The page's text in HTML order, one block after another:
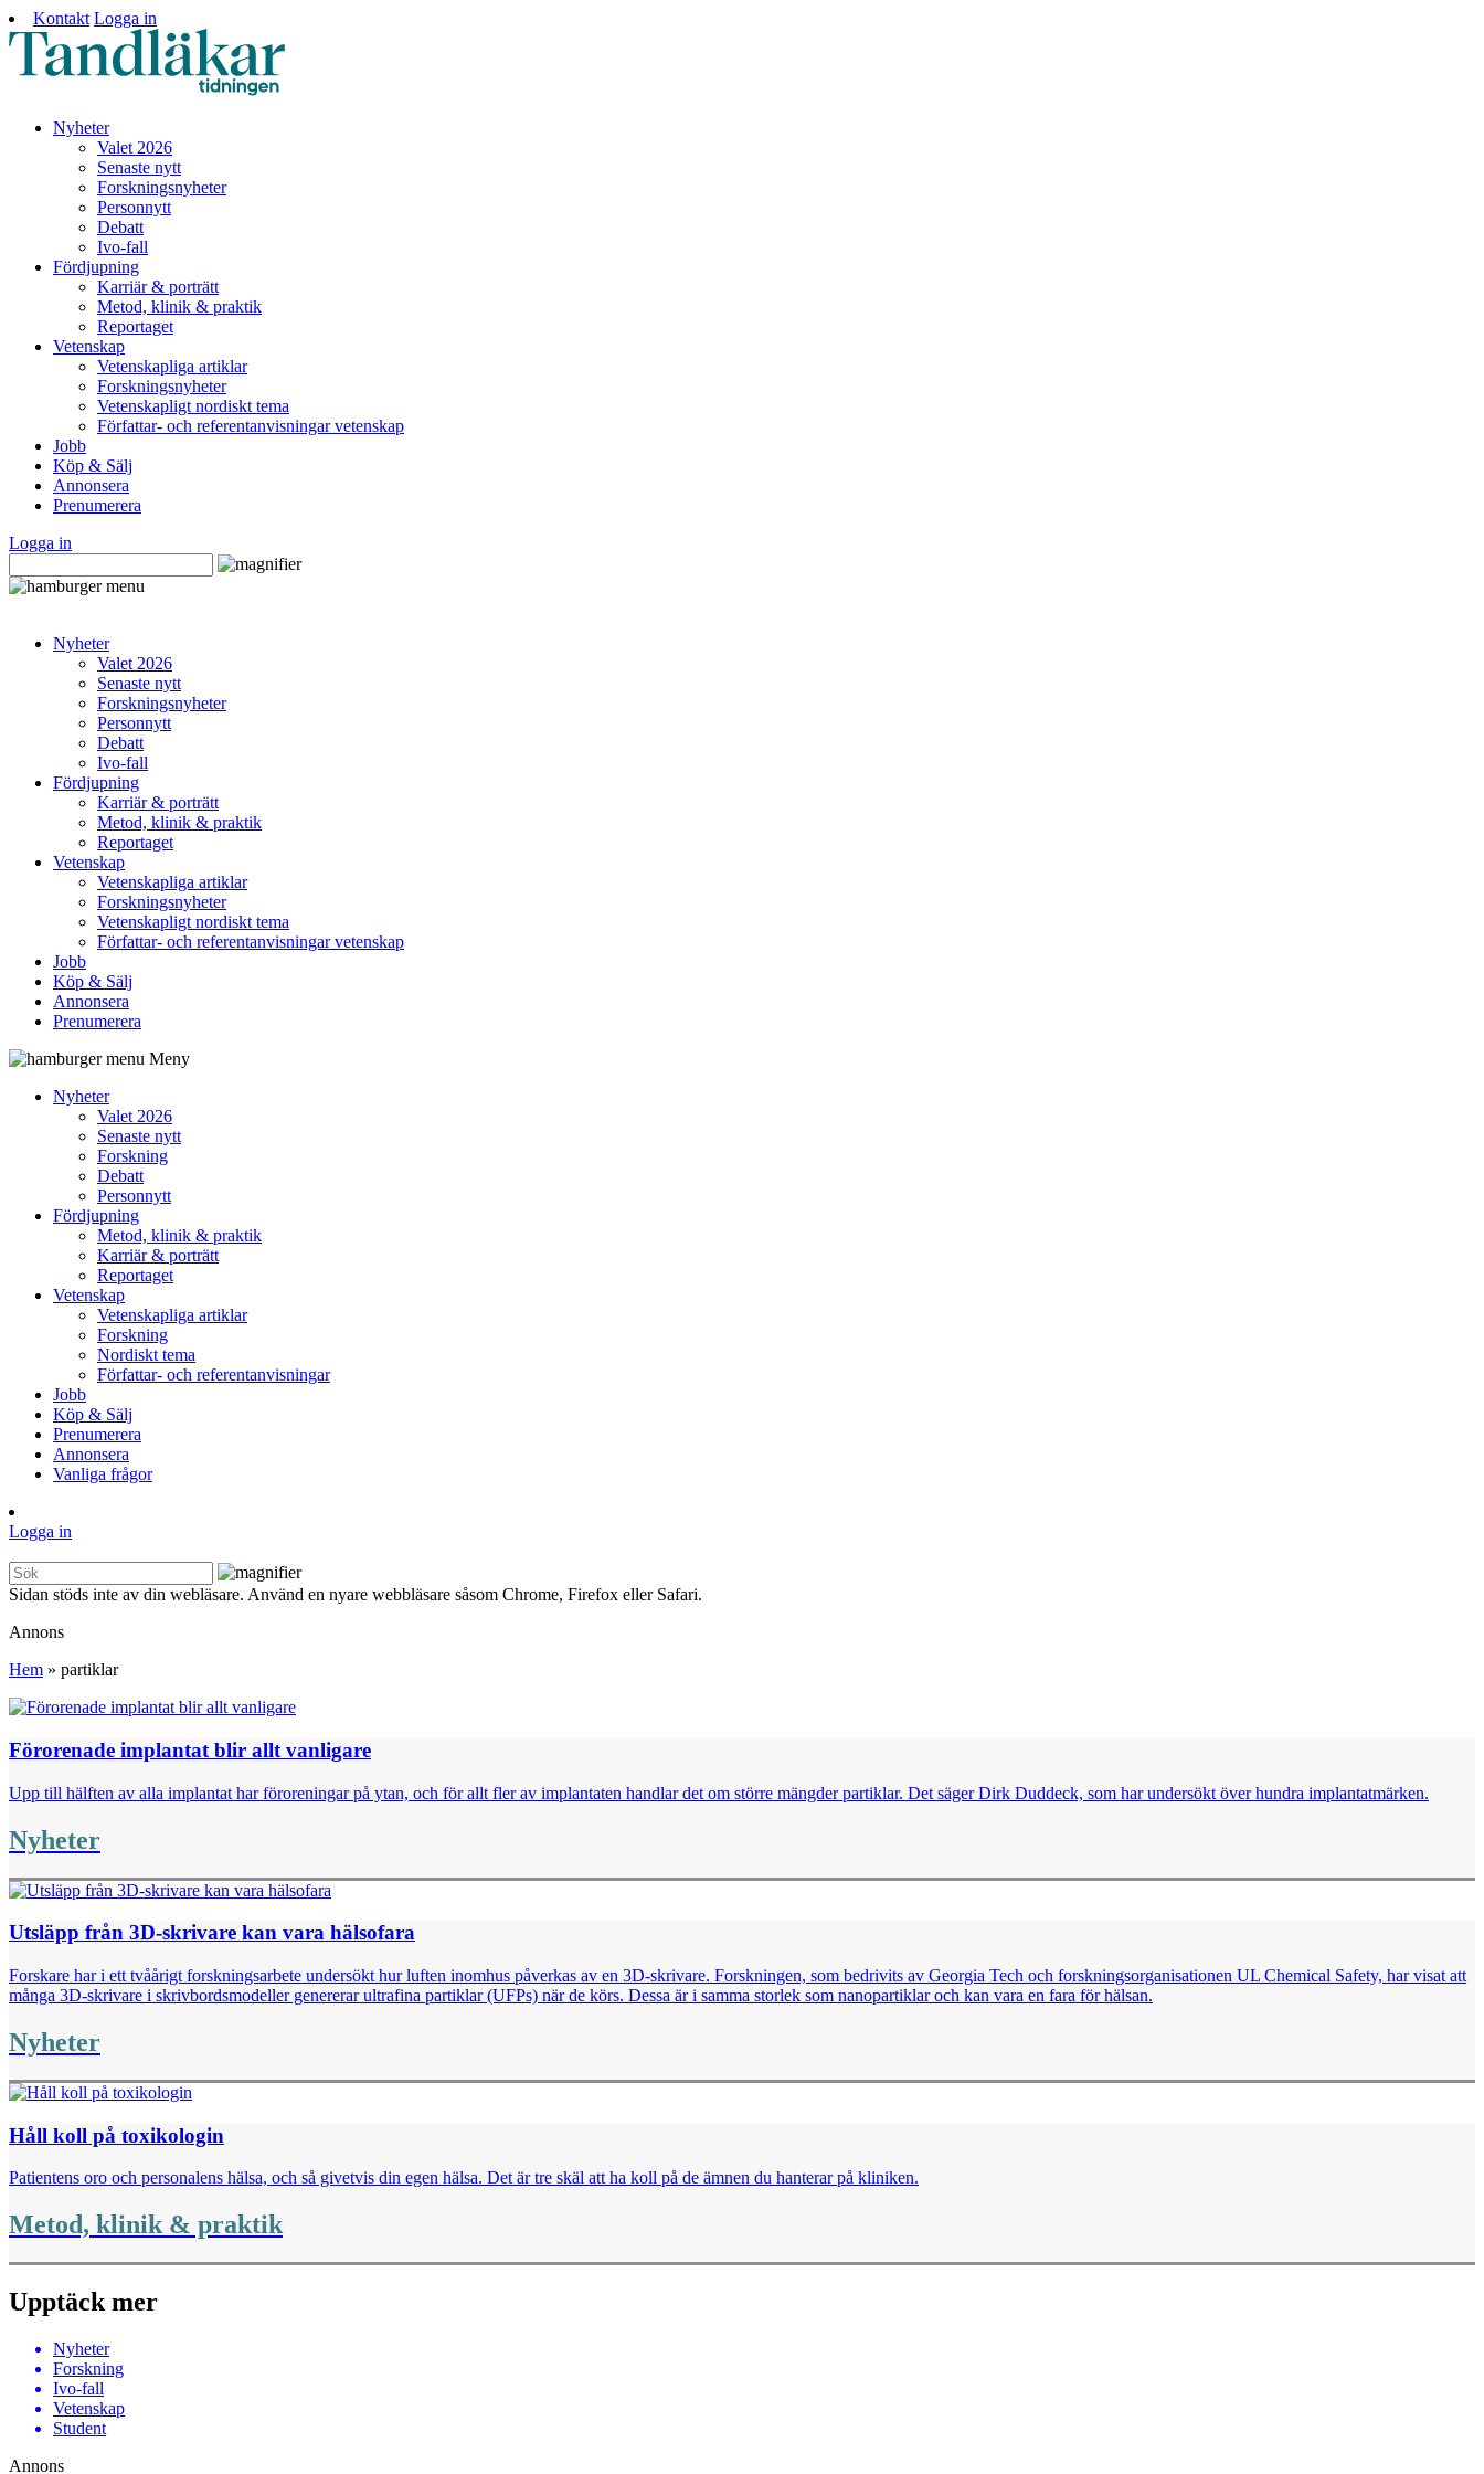
Kontakt Logga in
Nyheter
Valet 2026
Senaste nytt
Forskningsnyheter
Personnytt
Debatt
Ivo-fall
Fördjupning
Karriär & porträtt
Metod, klinik & praktik
Reportaget
Vetenskap
Vetenskapliga artiklar
Forskningsnyheter
Vetenskapligt nordiskt tema
Författar- och referentanvisningar vetenskap
Jobb
Köp & Sälj
Annonsera
Prenumerera
Logga in
Nyheter
Valet 2026
Senaste nytt
Forskningsnyheter
Personnytt
Debatt
Ivo-fall
Fördjupning
Karriär & porträtt
Metod, klinik & praktik
Reportaget
Vetenskap
Vetenskapliga artiklar
Forskningsnyheter
Vetenskapligt nordiskt tema
Författar- och referentanvisningar vetenskap
Jobb
Köp & Sälj
Annonsera
Prenumerera
Meny
Nyheter
Valet 2026
Senaste nytt
Forskning
Debatt
Personnytt
Fördjupning
Metod, klinik & praktik
Karriär & porträtt
Reportaget
Vetenskap
Vetenskapliga artiklar
Forskning
Nordiskt tema
Författar- och referentanvisningar
Jobb
Köp & Sälj
Prenumerera
Annonsera
Vanliga frågor
Logga in
Sidan stöds inte av din webläsare. Använd en nyare webbläsare såsom Chrome, Firefox eller Safari.
Annons
Hem » partiklar
Förorenade implantat blir allt vanligare
Upp till hälften av alla implantat har föroreningar på ytan, och för allt fler av implantaten handlar det om större mängder partiklar. Det säger Dirk Duddeck, som har undersökt över hundra implantatmärken.
Nyheter
Utsläpp från 3D-skrivare kan vara hälsofara
Forskare har i ett tvåårigt forskningsarbete undersökt hur luften inomhus påverkas av en 3D-skrivare. Forskningen, som bedrivits av Georgia Tech och forskningsorganisationen UL Chemical Safety, har visat att
många 3D-skrivare i skrivbordsmodeller genererar ultrafina partiklar (UFPs) när de körs. Dessa är i samma storlek som nanopartiklar och kan vara en fara för hälsan.
Nyheter
Håll koll på toxikologin
Patientens oro och personalens hälsa, och så givetvis din egen hälsa. Det är tre skäl att ha koll på de ämnen du hanterar på kliniken.
Metod, klinik & praktik
Upptäck mer
Nyheter
Forskning
Ivo-fall
Vetenskap
Student
Annons